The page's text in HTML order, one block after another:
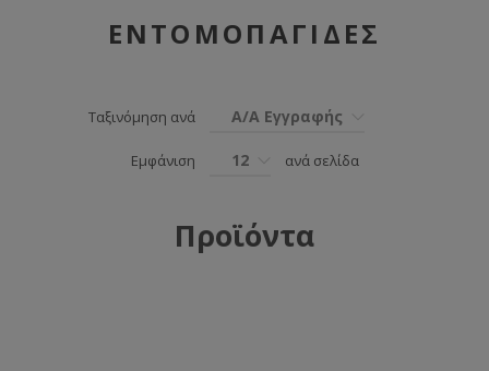
ΕΝΤΟΜΟΠΑΓΊΔΕΣ
Ταξινόμηση ανά Α/Α Εγγραφής
Εμφάνιση 12 ανά σελίδα
Προϊόντα